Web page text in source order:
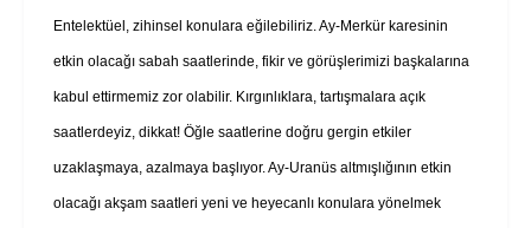
Entelektüel, zihinsel konulara eğilebiliriz. Ay-Merkür karesinin
etkin olacağı sabah saatlerinde, fikir ve görüşlerimizi başkalarına
kabul ettirmemiz zor olabilir. Kırgınlıklara, tartışmalara açık
saatlerdeyiz, dikkat! Öğle saatlerine doğru gergin etkiler
uzaklaşmaya, azalmaya başlıyor. Ay-Uranüs altmışlığının etkin
olacağı akşam saatleri yeni ve heyecanlı konulara yönelmek